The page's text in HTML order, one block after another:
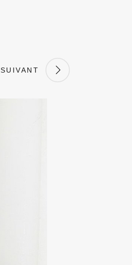
SUIVANT